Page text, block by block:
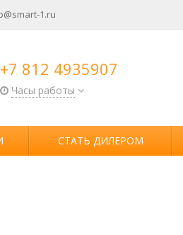
1.ru
+7 812 4935907
Часы работы
СТАТЬ ДИЛЕРОМ